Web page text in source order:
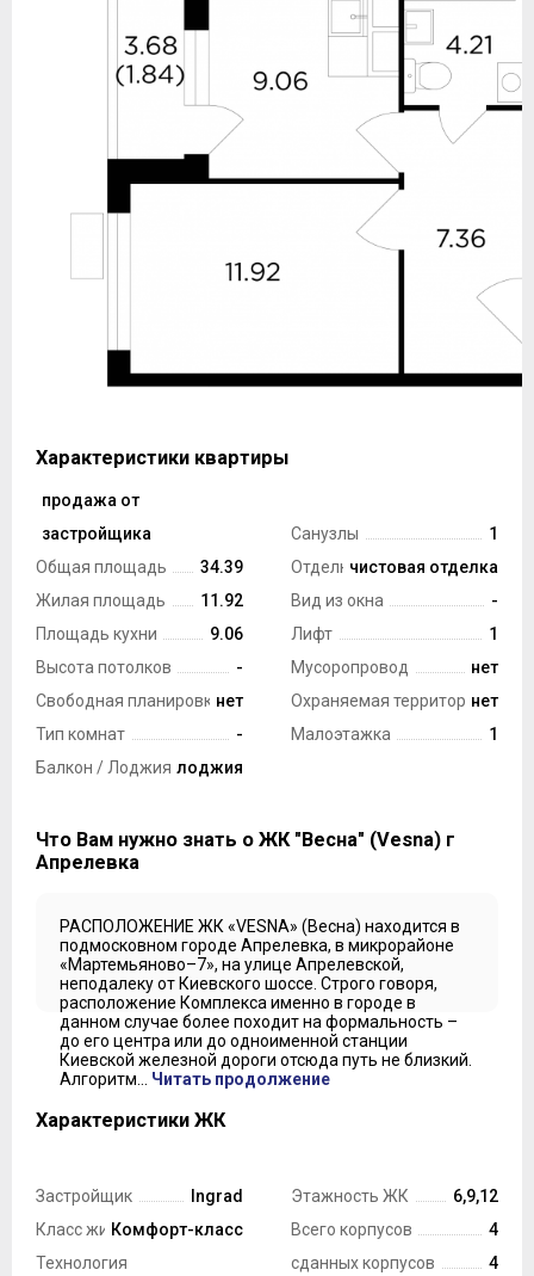
Характеристики квартиры
Тип сделки
продажа от
застройщика
Общая площадь
34.39
Жилая площадь
11.92
Площадь кухни
9.06
Высота потолков
-
Свободная планировканет
Тип комнат
-
Балкон / Лоджия лоджия
Санузлы
1
Отделкачистовая отделка
Вид из окна
-
Лифт
1
Мусоропровод
нет
Охраняемая территориянет
Малоэтажка
1
Что Вам нужно знать о ЖК "Весна" (Vesna) г
Апрелевка
РАСПОЛОЖЕНИЕ ЖК «VESNA» (Весна) находится в
подмосковном городе Апрелевка, в микрорайоне
«Мартемьяново–7», на улице Апрелевской,
неподалеку от Киевского шоссе. Строго говоря,
расположение Комплекса именно в городе в
данном случае более походит на формальность –
до его центра или до одноименной станции
Киевской железной дороги отсюда путь не близкий.
Алгоритм... Читать продолжение
Характеристики ЖК
Застройщик
Ingrad
Класс жильяКомфорт-класс
Технология
Этажность ЖК
6,9,12
Всего корпусов
4
сданных корпусов
4